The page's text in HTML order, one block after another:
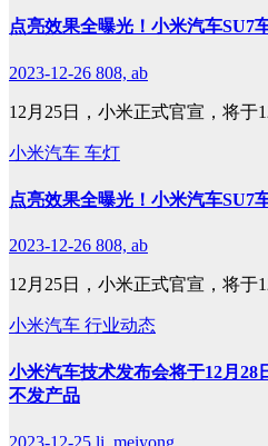
点亮效果全曝光！小米汽车SU7
2023-12-26 808, ab
12月25日，小米正式官宣，将
小米汽车 车灯
点亮效果全曝光！小米汽车SU7
2023-12-26 808, ab
12月25日，小米正式官宣，将
小米汽车 行业动态
小米汽车技术发布会将于12月28
不发产品
2023-12-25 li, meiyong